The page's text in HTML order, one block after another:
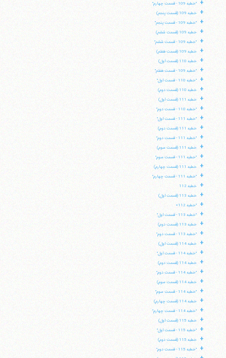
+ "خطبه 109 - قسمت چهارم"
+ خطبه 109 (قسمت پنجم)
+ "خطبه 109 - قسمت پنجم"
+ خطبه 109 (قسمت ششم)
+ "خطبه 109 - قسمت ششم"
+ خطبه 109 (قسمت هفتم)
+ خطبه 110 (قسمت اول)
+ "خطبه 109 - قسمت هفتم"
+ "خطبه 110 - قسمت اول"
+ خطبه 110 (قسمت دوم)
+ خطبه 111 (قسمت اول)
+ "خطبه 110 - قسمت دوم"
+ "خطبه 111 - قسمت اول"
+ خطبه 111 (قسمت دوم)
+ "خطبه 111 - قسمت دوم"
+ خطبه 111 (قسمت سوم)
+ "خطبه 111 - قسمت سوم"
+ خطبه 111 (قسمت چهارم)
+ "خطبه 111 - قسمت چهارم"
+ خطبه 112
+ خطبه 113 (قسمت اول)
+ "خطبه 112»
+ "خطبه 113 - قسمت اول"
+ خطبه 113 (قسمت دوم)
+ "خطبه 113 - قسمت دوم"
+ خطبه 114 (قسمت اول)
+ "خطبه 114 - قسمت اول"
+ خطبه 114 (قسمت دوم)
+ "خطبه 114 - قسمت دوم"
+ خطبه 114 (قسمت سوم)
+ "خطبه 114 - قسمت سوم"
+ خطبه 114 (قسمت چهارم)
+ "خطبه 114 - قسمت چهارم"
+ خطبه 115 (قسمت اول)
+ "خطبه 115 - قسمت اول"
+ خطبه 115 (قسمت دوم)
+ "خطبه 115 - قسمت دوم"